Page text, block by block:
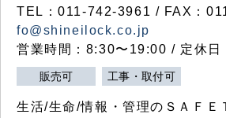
TEL：011-742-3961 / FAX：
fo@shineilock.co.jp
営業時間：8:30〜19:00 / 定休日
販売可 工事・取付可
生活/生命/情報・管理のＳＡＦＥ